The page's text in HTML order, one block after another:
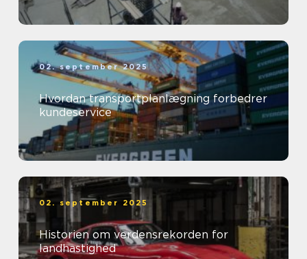
02. september 2025
Hvordan transportplanlægning forbedrer
kundeservice
02. september 2025
Historien om verdensrekorden for
landhastighed